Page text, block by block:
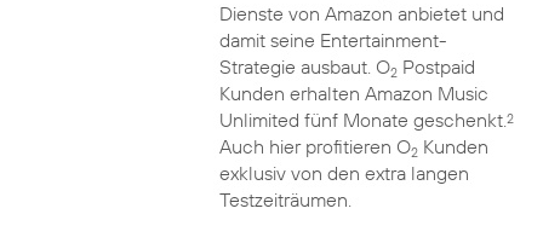
Dienste von Amazon anbietet und
damit seine Entertainment-
Strategie ausbaut. O2Postpaid
Kunden erhalten Amazon Music
Unlimited fünf Monate geschenkt.2
Auch hier profitieren O2Kunden
exklusiv von den extra langen
Testzeiträumen.